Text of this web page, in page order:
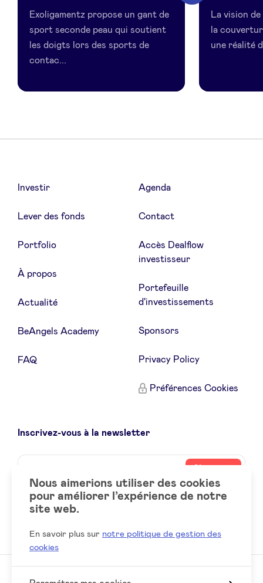
Exoligamentz propose un gant de
sport seconde peau qui soutient
les doigts lors des sports de
contac...
La vision
la
une réalité
Investir
Lever des fonds
Portfolio
À propos
Actualité
BeAngels Academy
FAQ
Agenda
Contact
Accès Dealflow
investisseur
Portefeuille
d'investissements
Sponsors
Privacy Policy
Préférences Cookies
Inscrivez-vous à la newsletter
Name
Votre
email
Social
LinkedIn
Nous aimerions utiliser des cookies
pour améliorer l’expérience de notre
site web.
En savoir plus sur notre politique de gestion des
cookies